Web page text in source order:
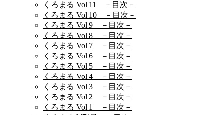
くろまる Vol.11 －目次－
くろまる Vol.10 －目次－
くろまる Vol.9 －目次－
くろまる Vol.8 －目次－
くろまる Vol.7 －目次－
くろまる Vol.6 －目次－
くろまる Vol.5 －目次－
くろまる Vol.4 －目次－
くろまる Vol.3 －目次－
くろまる Vol.2 －目次－
くろまる Vol.1 －目次－